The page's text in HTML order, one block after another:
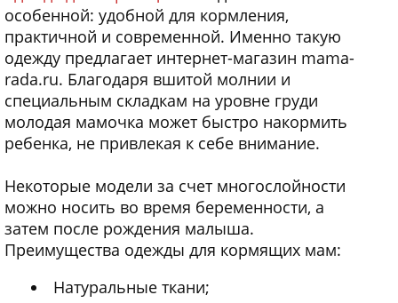
особенной: удобной для кормления,
практичной и современной. Именно такую
одежду предлагает интернет-магазин mama-
rada.ru. Благодаря вшитой молнии и
специальным складкам на уровне груди
молодая мамочка может быстро накормить
ребенка, не привлекая к себе внимание.
Некоторые модели за счет многослойности
можно носить во время беременности, а
затем после рождения малыша.
Преимущества одежды для кормящих мам:
Натуральные ткани;